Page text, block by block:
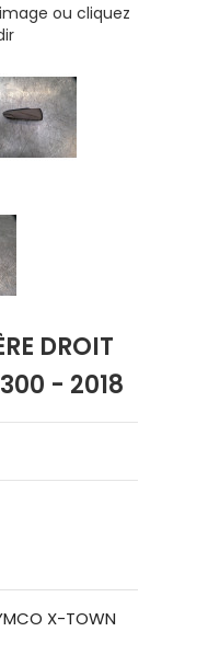
ou cliquez
DROIT
- 2018
X-TOWN